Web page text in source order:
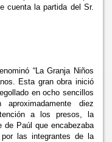
cuenta la partida del Sr.
“La Granja Niños
Esta gran obra inició
en ocho sencillos
aproximadamente diez
a los presos, la
de Paúl que encabezaba
las integrantes de
la